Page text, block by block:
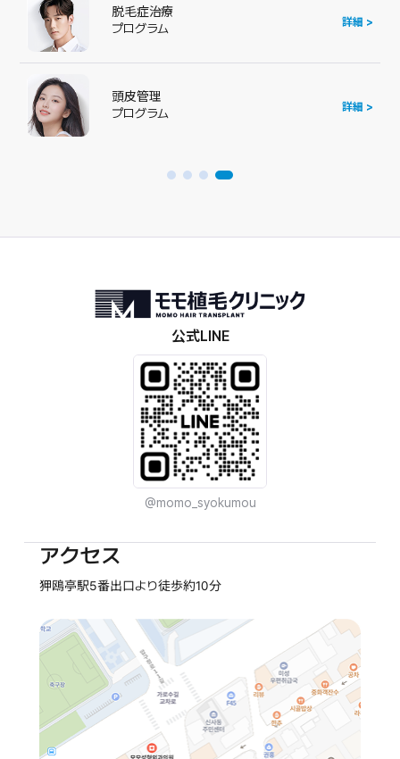
脱毛症治療
プログラム
詳細 >
頭皮管理
プログラム
詳細 >
公式LINE
@momo_syokumou
アクセス
狎鴎亭駅5番出口より徒歩約10分